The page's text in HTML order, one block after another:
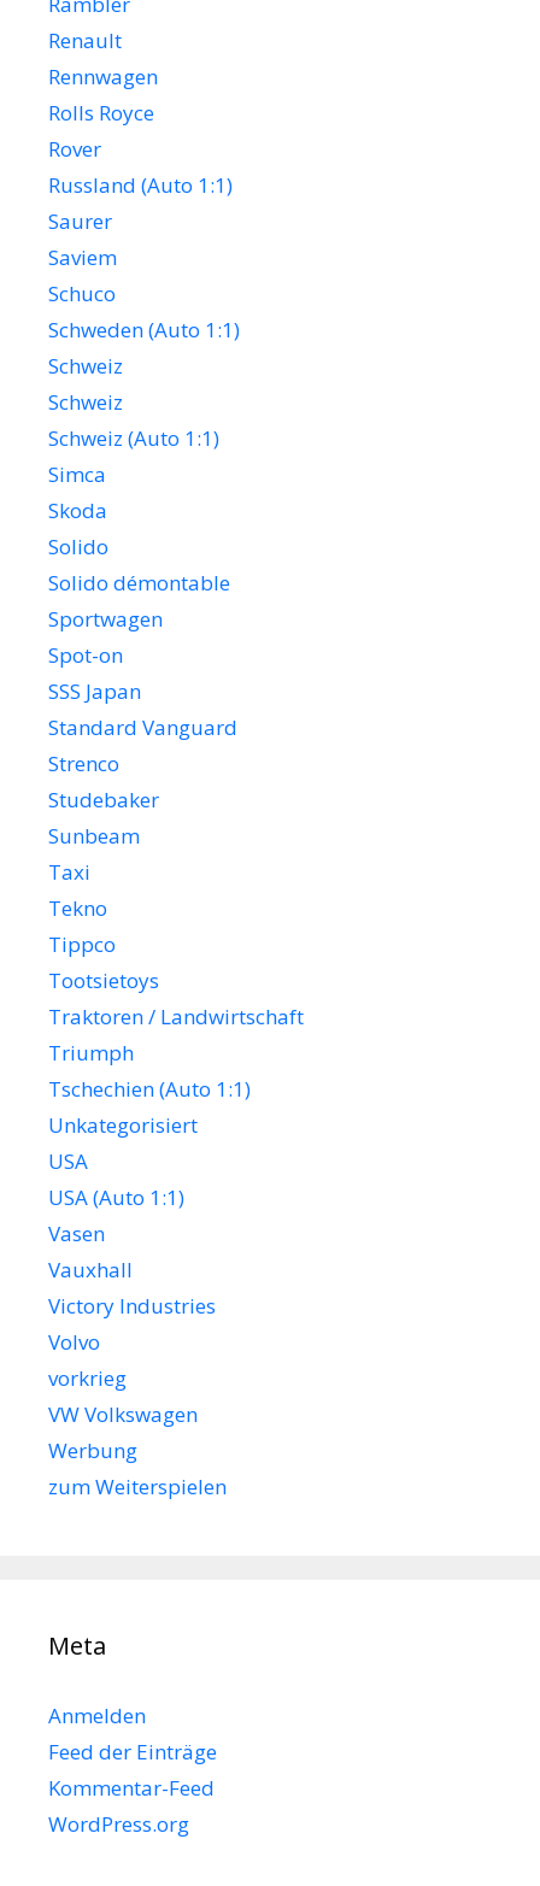
Renault
Rennwagen
Rolls Royce
Rover
Russland (Auto 1:1)
Saurer
Saviem
Schuco
Schweden (Auto 1:1)
Schweiz
Schweiz
Schweiz (Auto 1:1)
Simca
Skoda
Solido
Solido démontable
Sportwagen
Spot-on
SSS Japan
Standard Vanguard
Strenco
Studebaker
Sunbeam
Taxi
Tekno
Tippco
Tootsietoys
Traktoren / Landwirtschaft
Triumph
Tschechien (Auto 1:1)
Unkategorisiert
USA
USA (Auto 1:1)
Vasen
Vauxhall
Victory Industries
Volvo
vorkrieg
VW Volkswagen
Werbung
zum Weiterspielen
Meta
Anmelden
Feed der Einträge
Kommentar-Feed
WordPress.org